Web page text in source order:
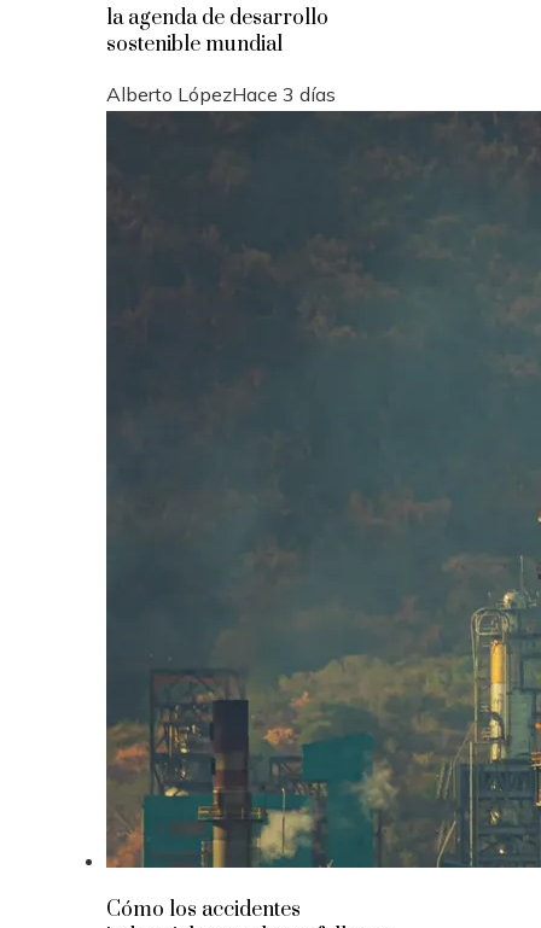
la agenda de desarrollo
sostenible mundial
Alberto LópezHace 3 días
Cómo los accidentes